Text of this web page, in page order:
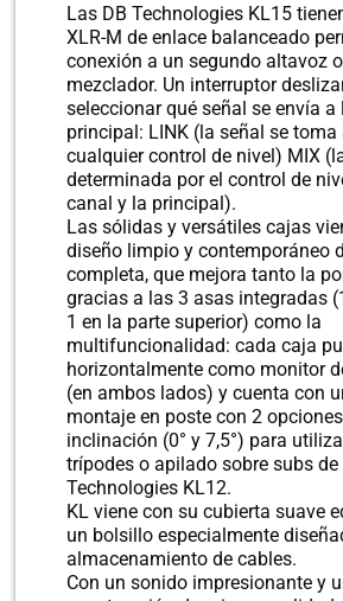
Las DB Technologies KL15
XLR-M de enlace balanceado
conexión a un segundo altavoz
mezclador. Un interruptor
seleccionar qué señal se envía a
principal: LINK (la señal se toma
cualquier control de nivel) MIX
determinada por el control de
canal y la principal).
Las sólidas y versátiles cajas
diseño limpio y contemporáneo
completa, que mejora tanto la
gracias a las 3 asas integradas
1 en la parte superior) como la
multifuncionalidad: cada caja
horizontalmente como monitor
(en ambos lados) y cuenta con
montaje en poste con 2
inclinación (0° y 7,5°) para
trípodes o apilado sobre subs de
Technologies KL12.
KL viene con su cubierta suave
un bolsillo especialmente
almacenamiento de cables.
Con un sonido impresionante y